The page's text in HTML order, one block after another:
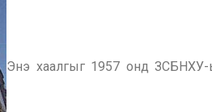
Энэ хаалгыг 1957 онд